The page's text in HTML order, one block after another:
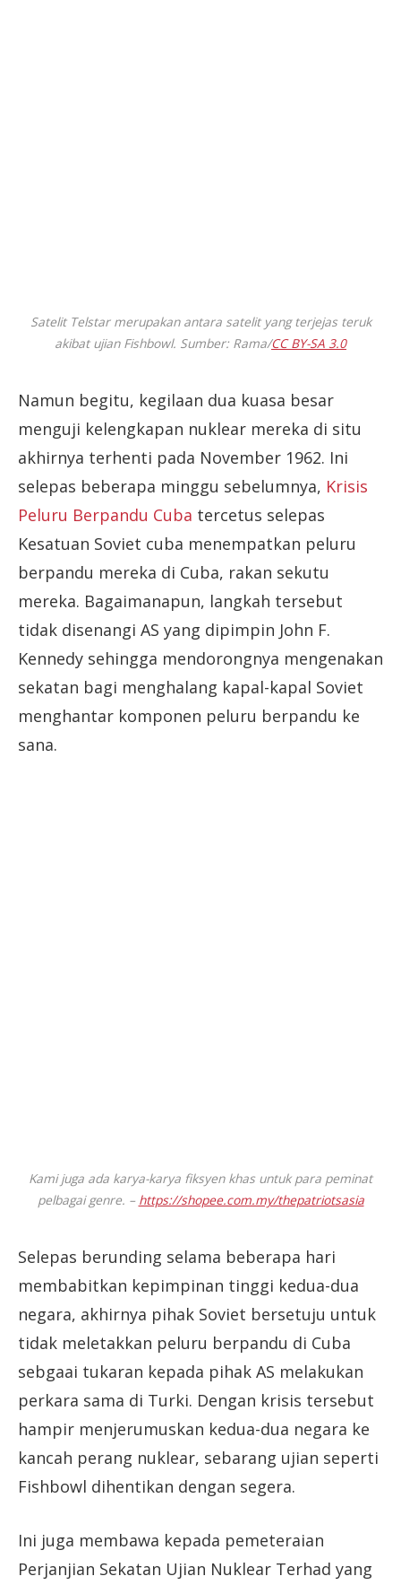
Satelit Telstar merupakan antara satelit yang terjejas teruk
akibat ujian Fishbowl. Sumber: Rama/CC BY-SA 3.0
Namun begitu, kegilaan dua kuasa besar
menguji kelengkapan nuklear mereka di situ
akhirnya terhenti pada November 1962. Ini
selepas beberapa minggu sebelumnya, Krisis
Peluru Berpandu Cuba tercetus selepas
Kesatuan Soviet cuba menempatkan peluru
berpandu mereka di Cuba, rakan sekutu
mereka. Bagaimanapun, langkah tersebut
tidak disenangi AS yang dipimpin John F.
Kennedy sehingga mendorongnya mengenakan
sekatan bagi menghalang kapal-kapal Soviet
menghantar komponen peluru berpandu ke
sana.
Kami juga ada karya-karya fiksyen khas untuk para peminat
pelbagai genre. – https://shopee.com.my/thepatriotsasia
Selepas berunding selama beberapa hari
membabitkan kepimpinan tinggi kedua-dua
negara, akhirnya pihak Soviet bersetuju untuk
tidak meletakkan peluru berpandu di Cuba
sebgaai tukaran kepada pihak AS melakukan
perkara sama di Turki. Dengan krisis tersebut
hampir menjerumuskan kedua-dua negara ke
kancah perang nuklear, sebarang ujian seperti
Fishbowl dihentikan dengan segera.
Ini juga membawa kepada pemeteraian
Perjanjian Sekatan Ujian Nuklear Terhad yang